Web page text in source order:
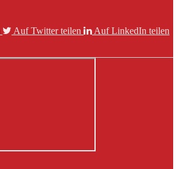
Auf Twitter teilen
Auf LinkedIn teilen